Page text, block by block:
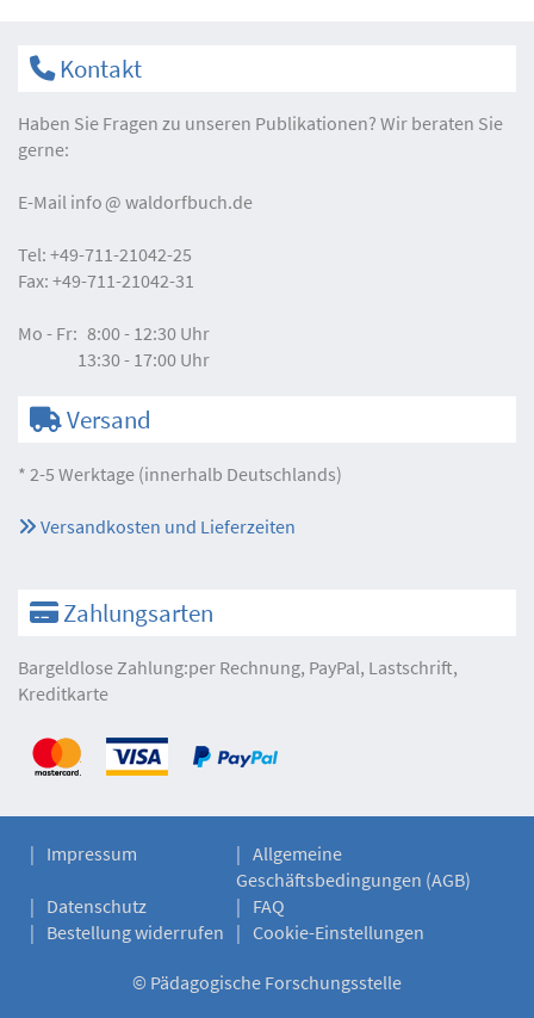
Kontakt
Haben Sie Fragen zu unseren Publikationen? Wir beraten Sie
gerne:
E-Mail info waldorfbuch.de
Tel: +49-711-21042-25
Fax: +49-711-21042-31
Mo - Fr: 8:00 - 12:30 Uhr
13:30 - 17:00 Uhr
Versand
* 2-5 Werktage (innerhalb Deutschlands)
Versandkosten und Lieferzeiten
Zahlungsarten
Bargeldlose Zahlung:per Rechnung, PayPal, Lastschrift,
Kreditkarte
Impressum
Allgemeine
Geschäftsbedingungen (AGB)
Datenschutz
FAQ
Bestellung widerrufen
Cookie-Einstellungen
© Pädagogische Forschungsstelle